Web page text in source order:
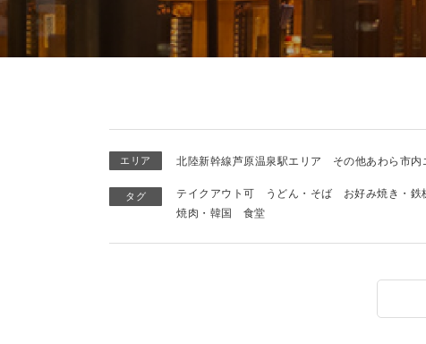
エリア 北陸新幹線芦原温泉駅エリア その他あわら市内
タグ テイクアウト可 うどん・そば お好み焼き・鉄
焼肉・韓国
食堂